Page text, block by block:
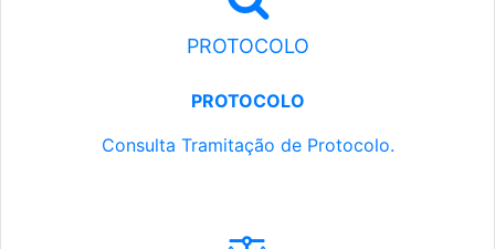
PROTOCOLO
PROTOCOLO
Consulta Tramitação de Protocolo.